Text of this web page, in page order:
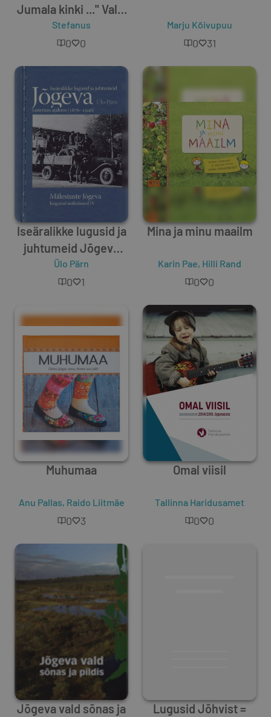
Jumala kinki ..." Valik
jutlusi
Stefanus
0 0
Marju Kõivupuu
0 31
Iseäralikke lugusid ja
juhtumeid Jõgeva
vanemas ajaloos
(1876-1946).
Ülo Pärn
0 1
Mina ja minu maailm
Karin Pae, Hilli Rand
0 0
Muhumaa
Anu Pallas, Raido Liitmäe
0 3
Omal viisil
Tallinna Haridusamet
0 0
Jõgeva vald sõnas ja
Lugusid Jõhvist =